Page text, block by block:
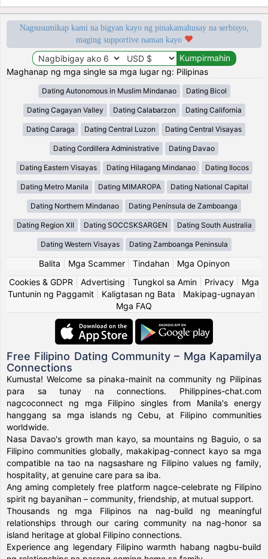
Nagsusumikap kami na bigyan kayo ng pinakamahusay na serbisyo,
maging supportive naman kayo
Maghanap ng mga single sa mga lugar ng: Pilipinas
Dating Autonomous in Muslim Mindanao Dating Bicol
Dating Cagayan Valley Dating Calabarzon Dating California
Dating Caraga Dating Central Luzon Dating Central Visayas
Dating Cordillera Administrative Dating Davao
Dating Eastern Visayas Dating Hilagang Mindanao Dating Ilocos
Dating Metro Manila Dating MIMAROPA Dating National Capital
Dating Northern Mindanao Dating Península de Zamboanga
Dating Region XII Dating SOCCSKSARGEN Dating South Australia
Dating Western Visayas Dating Zamboanga Peninsula
Balita Mga Scammer| Tindahan| Mga Opinyon
Cookies & GDPR
Advertising Tungkol sa Amin Privacy
Mga
Tuntunin ng Paggamit
Kaligtasan ng Bata Makipag-ugnayan
Mga FAQ
Free Filipino Dating Community – Mga Kapamilya
Connections
Kumusta! Welcome sa pinaka-mainit na community ng Pilipinas
para sa tunay na connections. Philippines-chat.com
nagcoconnect ng mga Filipino singles from Manila's energy
hanggang sa mga islands ng Cebu, at Filipino communities
worldwide.
Nasa Davao's growth man kayo, sa mountains ng Baguio, o sa
Filipino communities globally, makakipag-connect kayo sa mga
compatible na tao na nagsashare ng Filipino values ng family,
hospitality, at genuine care para sa iba.
Ang aming completely free platform nagce-celebrate ng Filipino
spirit ng bayanihan – community, friendship, at mutual support.
Thousands ng mga Filipinos na nag-build ng meaningful
relationships through our caring community na nag-honor sa
island heritage at global Filipino connections.
Experience ang legendary Filipino warmth habang nagbu-build